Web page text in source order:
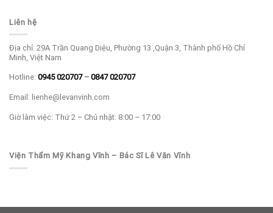
Liên hệ
Địa chỉ: 29A Trần Quang Diệu, Phường 13 ,Quận 3, Thành phố Hồ Chí
Minh, Việt Nam
Hotline: 0945 020707– 0847 020707
Email: lienhe@levanvinh.com
Giờ làm việc: Thứ 2 – Chủ nhật: 8:00 – 17:00
Viện Thẩm Mỹ Khang Vĩnh – Bác Sĩ Lê Văn Vĩnh